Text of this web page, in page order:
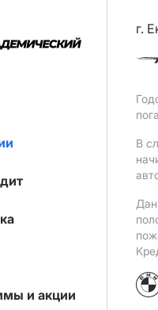
и акции
г.
В